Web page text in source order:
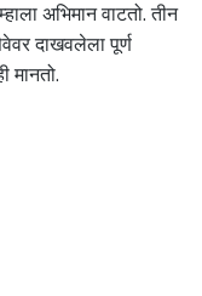
अभिमान वाटतो. तीन
दाखवलेला पूर्ण
मानतो.